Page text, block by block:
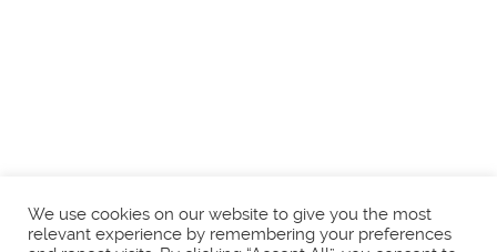
We use cookies on our website to give you the most
relevant experience by remembering your preferences